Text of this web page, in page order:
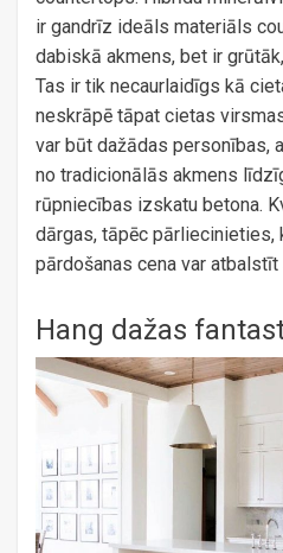
ir gandrīz ideāls materiāls
dabiskā akmens, bet ir
Tas ir tik necaurlaidīgs kā
neskrāpē tāpat cietas
var būt dažādas personības,
no tradicionālās akmens
rūpniecības izskatu betona.
dārgas, tāpēc pārliecinieties,
pārdošanas cena var atbalstīt
Hang dažas